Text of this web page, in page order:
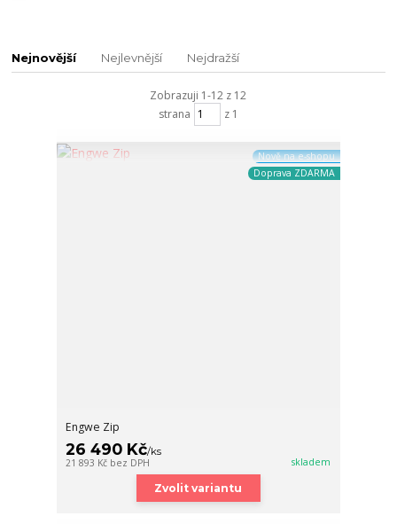
Nejnovější Nejlevnější Nejdražší
Zobrazuji 1-12 z 12
strana
z 1
Nově na e-shopu
Doprava ZDARMA
Engwe Zip
26 490 Kč/ks
21 893 Kč bez DPH skladem
Zvolit variantu